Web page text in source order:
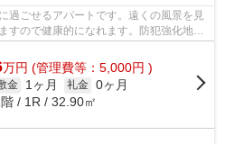
過ごせるアパートです。遠くの風景を見
すので健康的になれます。防犯強化地域
一...
万円 (管理費等：5,000円 )
金 1ヶ月 礼金 0ヶ月
/ 1R / 32.90㎡